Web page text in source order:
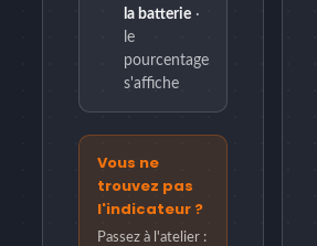
la batterie ·
le
pourcentage
s'affiche
Vous ne
trouvez pas
l'indicateur ?
Passez à l'atelier :